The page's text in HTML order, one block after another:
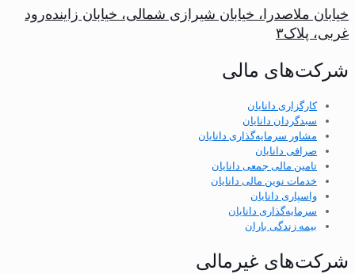
خیابان ملاصدرا، خیابان شیرازی شمالی، خیابان زاینده‌رود
غربی، پلاک‌۳
شرکت‌های مالی
کارگزاری دانایان
سبدگردان دانایان
مشاور سرمایه‌گذاری دانایان
صرافی دانایان
تامین مالی جمعی دانایان
خدمات نوین مالی دانایان
واسپاری دانایان
سرمایه‌گذاری دانایان
بیمه زندگی باران
شرکت‌های غیرمالی